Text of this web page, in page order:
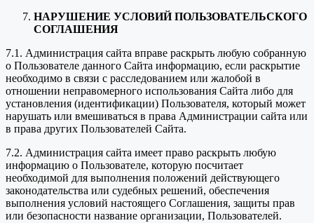
НАРУШЕНИЕ УСЛОВИЙ ПОЛЬЗОВАТЕЛЬСКОГО
СОГЛАШЕНИЯ
7.1. Администрация сайта вправе раскрыть любую собранную
о Пользователе данного Сайта информацию, если раскрытие
необходимо в связи с расследованием или жалобой в
отношении неправомерного использования Сайта либо для
установления (идентификации) Пользователя, который может
нарушать или вмешиваться в права Администрации сайта или
в права других Пользователей Сайта.
7.2. Администрация сайта имеет право раскрыть любую
информацию о Пользователе, которую посчитает
необходимой для выполнения положений действующего
законодательства или судебных решений, обеспечения
выполнения условий настоящего Соглашения, защиты прав
или безопасности название организации, Пользователей.